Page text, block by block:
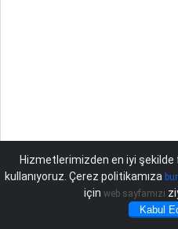
Hizmetlerimizden en iyi
kullanıyoruz. Çerez politikamıza
için web sayfamızı
Kabul